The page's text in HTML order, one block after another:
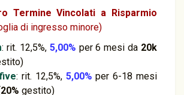
Termine Vincolati a Risparmio
di ingresso minore)
: rit. 12,5%, 5,00% per 6 mesi da 20k
: rit. 12,5%, 5,00% per 6-18 mesi
20% gestito)